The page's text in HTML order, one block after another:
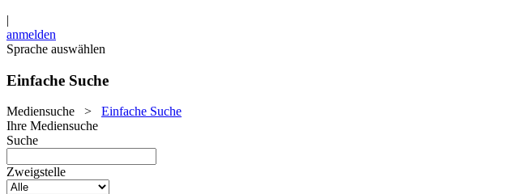
|
anmelden
Sprache auswählen
Einfache Suche
Mediensuche > Einfache Suche
Ihre Mediensuche
Suche
Zweigstelle